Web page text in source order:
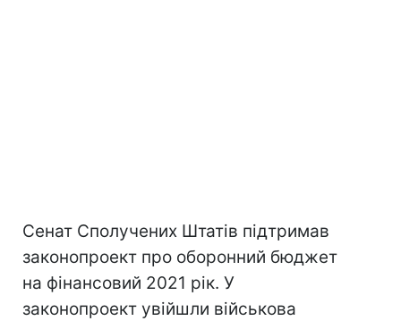
Сенат Сполучених Штатів підтримав
законопроект про оборонний бюджет
на фінансовий 2021 рік. У
законопроект увійшли військова